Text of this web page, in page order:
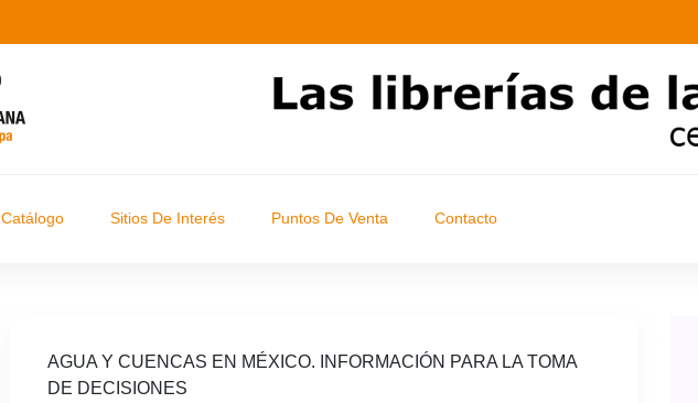
Catálogo Sitios De Interés Puntos De Venta Contacto
AGUA Y CUENCAS EN MÉXICO. INFORMACIÓN PARA LA TOMA
DE DECISIONES